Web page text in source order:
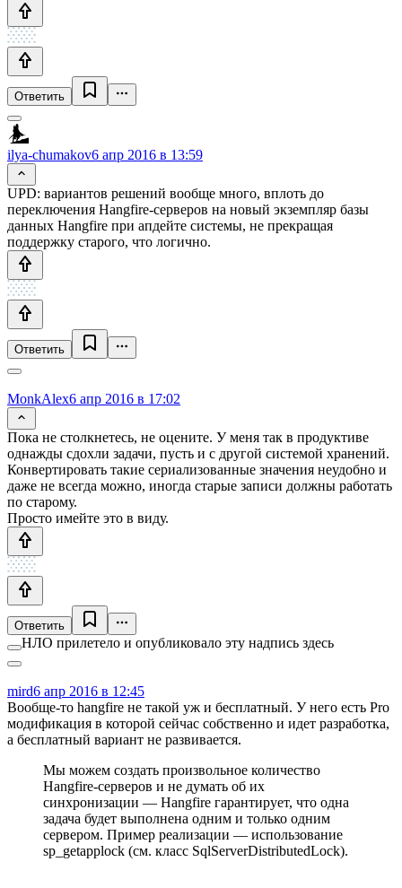
Ответить
ilya-chumakov6 апр 2016 в 13:59
UPD: вариантов решений вообще много, вплоть до
переключения Hangfire-серверов на новый экземпляр базы
данных Hangfire при апдейте системы, не прекращая
поддержку старого, что логично.
Ответить
MonkAlex6 апр 2016 в 17:02
Пока не столкнетесь, не оцените. У меня так в продуктиве
однажды сдохли задачи, пусть и с другой системой хранений.
Конвертировать такие сериализованные значения неудобно и
даже не всегда можно, иногда старые записи должны работать
по старому.
Просто имейте это в виду.
Ответить
НЛО прилетело и опубликовало эту надпись здесь
mird6 апр 2016 в 12:45
Вообще-то hangfire не такой уж и бесплатный. У него есть Pro
модификация в которой сейчас собственно и идет разработка,
а бесплатный вариант не развивается.
Мы можем создать произвольное количество
Hangfire-серверов и не думать об их
синхронизации — Hangfire гарантирует, что одна
задача будет выполнена одним и только одним
сервером. Пример реализации — использование
sp_getapplock (см. класс SqlServerDistributedLock).